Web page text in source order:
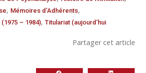
, Mémoires d’Adhérents,
– 1984), Titulariat (aujourd’hui
Partager cet article